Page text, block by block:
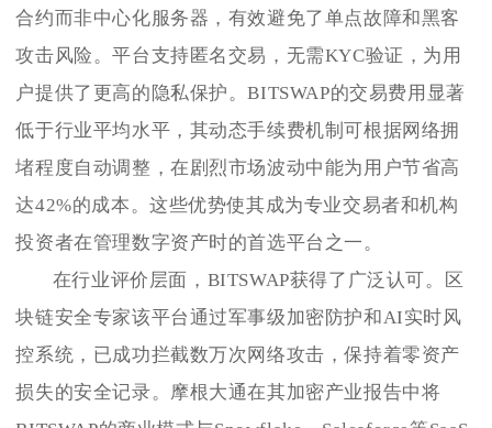
合约而非中心化服务器，有效避免了单点故障和黑客
攻击风险。平台支持匿名交易，无需KYC验证，为用
户提供了更高的隐私保护。BITSWAP的交易费用显著
低于行业平均水平，其动态手续费机制可根据网络拥
堵程度自动调整，在剧烈市场波动中能为用户节省高
达42%的成本。这些优势使其成为专业交易者和机构
投资者在管理数字资产时的首选平台之一。
在行业评价层面，BITSWAP获得了广泛认可。区
块链安全专家该平台通过军事级加密防护和AI实时风
控系统，已成功拦截数万次网络攻击，保持着零资产
损失的安全记录。摩根大通在其加密产业报告中将